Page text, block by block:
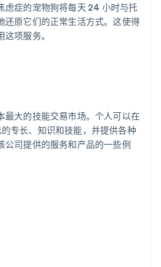
虑症的宠物狗将每天 24 小时与托
还原它们的正常生活方式。这使得
项服务。
最大的技能交易市场。个人可以在
专长、知识和技能，并提供各种
公司提供的服务和产品的一些例